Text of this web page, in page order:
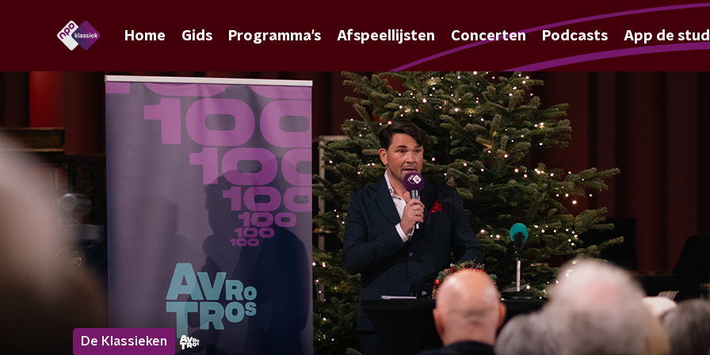
Home Gids Programma's Afspeellijsten Concerten Podcasts App de
De Klassieken